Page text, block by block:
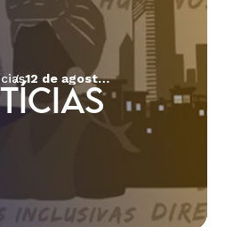
12 de agosto: Margarida Maria Alves Presente! #DaLutaeunãofujo